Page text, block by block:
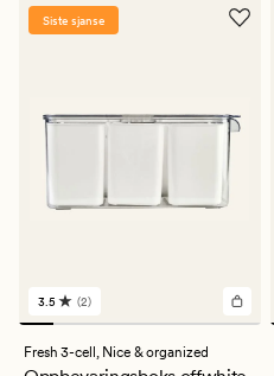
Siste sjanse
2
anmeldelser
med
en
3.5 (2)
Fresh 3-cell, Nice & organized